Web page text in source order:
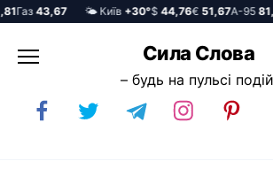
Газ43,67 🌤️ Київ+30°$44,76€51,67А-9581,14
до
Сила Слова
– будь на пульсі